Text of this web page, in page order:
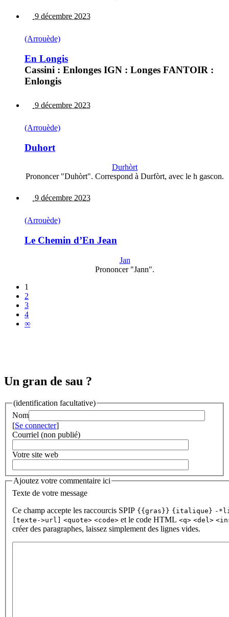
9 décembre 2023
(Arrouède)
En Longis
Cassini : Enlonges IGN : Longes FANTOIR :
Enlongis
9 décembre 2023
(Arrouède)
Duhort
Durhòrt
Prononcer "Duhòrt". Correspond à Durfòrt, avec le h gascon.
9 décembre 2023
(Arrouède)
Le Chemin d’En Jean
Jan
Prononcer "Jann".
1
2
3
4
∞
Un gran de sau ?
(identification facultative)
Nom
[Se connecter]
Courriel (non publié)
Votre site web
Ajoutez votre commentaire ici
Texte de votre message
Ce champ accepte les raccourcis SPIP {{gras}} {italique} -
[texte->url] <quote> <code> et le code HTML <q> <del>
créer des paragraphes, laissez simplement des lignes vides.